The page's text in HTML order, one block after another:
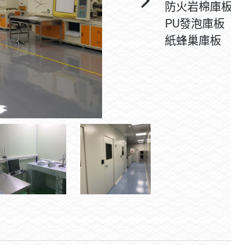
防火岩棉庫
PU發泡庫板
紙蜂巢庫板